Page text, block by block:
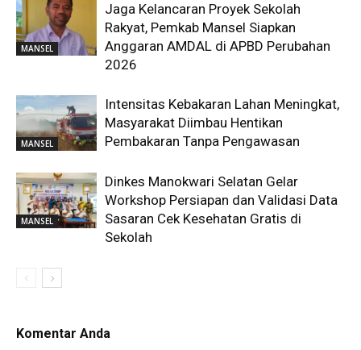
MANSEL
Jaga Kelancaran Proyek Sekolah
Rakyat, Pemkab Mansel Siapkan
Anggaran AMDAL di APBD Perubahan
2026
MANSEL
Intensitas Kebakaran Lahan Meningkat,
Masyarakat Diimbau Hentikan
Pembakaran Tanpa Pengawasan
MANSEL
Dinkes Manokwari Selatan Gelar
Workshop Persiapan dan Validasi Data
Sasaran Cek Kesehatan Gratis di
Sekolah
Komentar Anda